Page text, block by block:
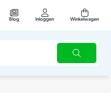
Blog Inloggen Winkelwagen